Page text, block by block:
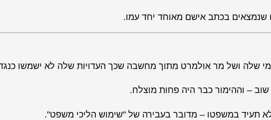
שנמצאים בכתב אישם מאוחד יחד עמו.
שלה ושל מר אולמרט מתוך מחשבה שכך העדויות שלה לא ישמשו
– וההימור כבר היה פחות מוצלח.
תעיד במשפטו – מדובר בעבירה של "שימוש הליכי משפט".